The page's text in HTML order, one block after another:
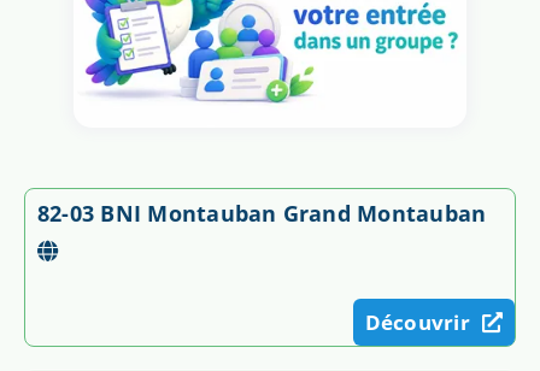
82-03 BNI Montauban Grand Montauban
Découvrir